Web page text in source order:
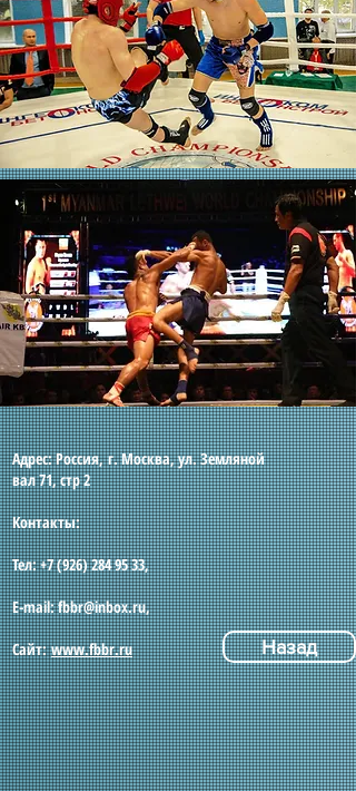
Назад
​Адрес: Россия, г. Москва, ул. Земляной
вал 71, стр 2
Контакты:
Тел:+7 (926) 284 95 33,
E-mail:fbbr@inbox.ru,
Сайт:www.fbbr.ru